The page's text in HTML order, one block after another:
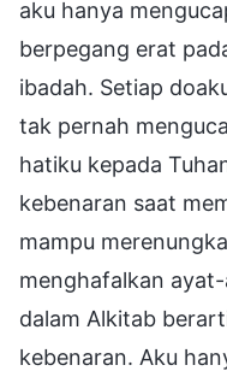
aku hanya
berpegang erat
ibadah. Setiap
tak pernah
hatiku kepada
kebenaran saat
mampu
menghafalkan
dalam Alkitab
kebenaran. Aku